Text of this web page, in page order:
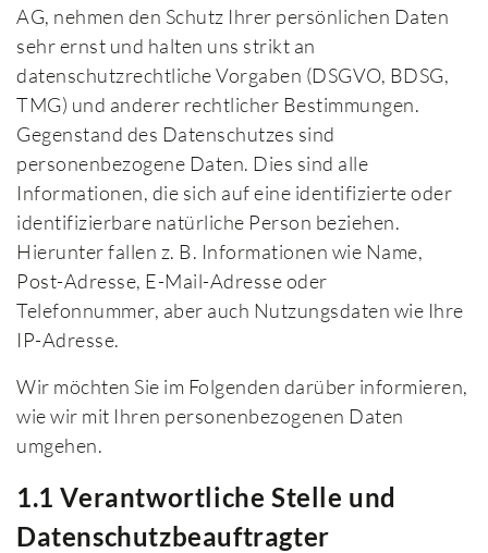
AG, nehmen den Schutz Ihrer persönlichen Daten
sehr ernst und halten uns strikt an
datenschutzrechtliche Vorgaben (DSGVO, BDSG,
TMG) und anderer rechtlicher Bestimmungen.
Gegenstand des Datenschutzes sind
personenbezogene Daten. Dies sind alle
Informationen, die sich auf eine identifizierte oder
identifizierbare natürliche Person beziehen.
Hierunter fallen z. B. Informationen wie Name,
Post-Adresse, E-Mail-Adresse oder
Telefonnummer, aber auch Nutzungsdaten wie Ihre
IP-Adresse.
Wir möchten Sie im Folgenden darüber informieren,
wie wir mit Ihren personenbezogenen Daten
umgehen.
1.1 Verantwortliche Stelle und
Datenschutzbeauftragter